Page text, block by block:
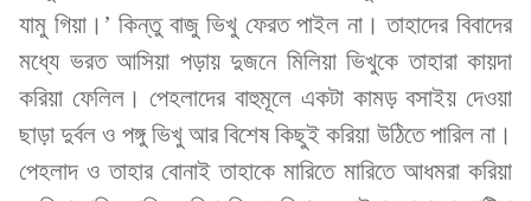
যামু গিয়া।’ কিন্তু বাজু ভিখু ফেরত পাইল না। তাহাদের বিবাদের
মধ্যে ভরত আসিয়া পড়ায় দুজনে মিলিয়া ভিখুকে তাহারা কায়দা
করিয়া ফেলিল। পেহলাদের বাহুমূলে একটা কামড় বসাইয় দেওয়া
ছাড়া দুর্বল ও পঙ্গু ভিখু আর বিশেষ কিছুই করিয়া উঠিতে পারিল না।
পেহলাদ ও তাহার বোনাই তাহাকে মারিতে মারিতে আধমরা করিয়া